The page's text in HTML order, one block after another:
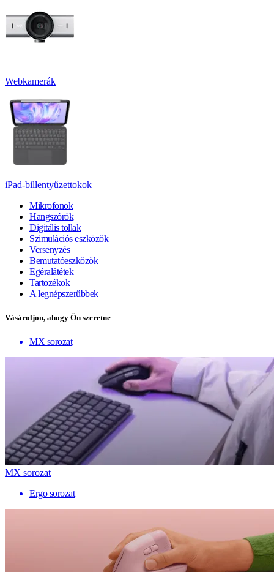
Webkamerák
iPad-billentyűzettokok
Mikrofonok
Hangszórók
Digitális tollak
Szimulációs eszközök
Versenyzés
Bemutatóeszközök
Egéralátétek
Tartozékok
A legnépszerűbbek
Vásároljon, ahogy Ön szeretne
MX sorozat
MX sorozat
Ergo sorozat